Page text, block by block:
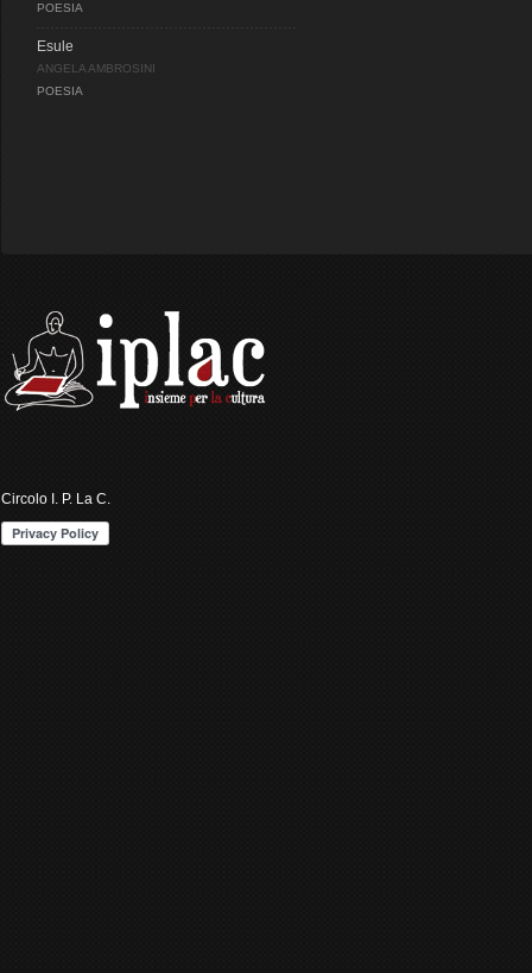
POESIA
Esule
ANGELA AMBROSINI
POESIA
Circolo I. P. La C.